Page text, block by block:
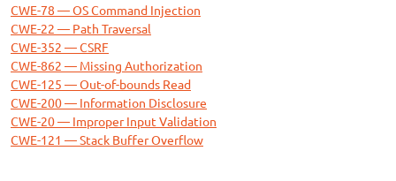
CWE-78 — OS Command Injection
CWE-22 — Path Traversal
CWE-352 — CSRF
CWE-862 — Missing Authorization
CWE-125 — Out-of-bounds Read
CWE-200 — Information Disclosure
CWE-20 — Improper Input Validation
CWE-121 — Stack Buffer Overflow